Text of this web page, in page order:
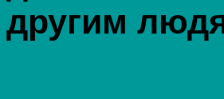
другим